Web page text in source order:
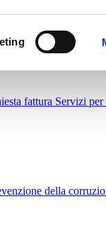
Punti Vendita
fattura Servizi per
della